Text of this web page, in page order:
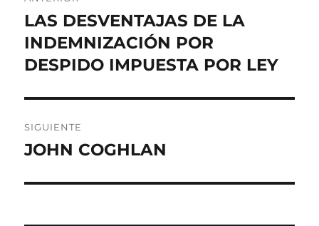
de
entradas
Entrada
anterior:
LAS DESVENTAJAS DE LA
INDEMNIZACIÓN POR
DESPIDO IMPUESTA POR LEY
SIGUIENTE
Entrada
JOHN COGHLAN